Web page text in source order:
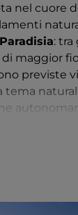
nel cuore
: tra
maggior
previste
tema
del
tante